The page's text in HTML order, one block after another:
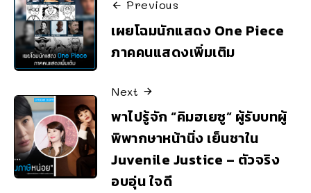
Previous
เผยโฉมนักแสดง One Piece
ภาคคนแสดงเพิ่มเติม
Next
พาไปรู้จัก “คิมฮเยซู” ผู้รับบทผู้
พิพากษาหน้านิ่ง เย็นชาใน
Juvenile Justice – ตัวจริง
อบอุ่น ใจดี